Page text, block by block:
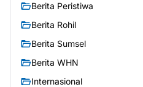
Berita Peristiwa
Berita Rohil
Berita Sumsel
Berita WHN
Internasional